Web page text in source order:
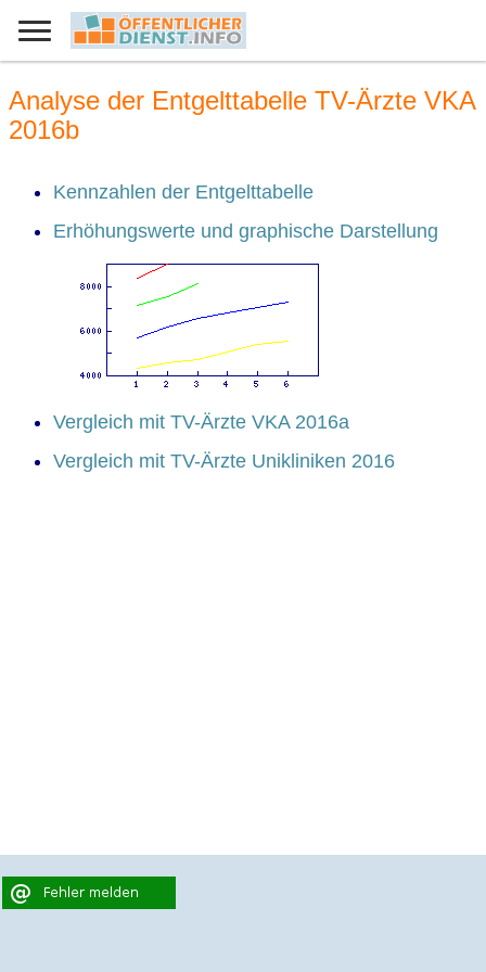
Analyse der Entgelttabelle TV-Ärzte VKA
2016b
Kennzahlen der Entgelttabelle
Erhöhungswerte und graphische Darstellung
Vergleich mit TV-Ärzte VKA 2016a
Vergleich mit TV-Ärzte Unikliniken 2016